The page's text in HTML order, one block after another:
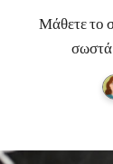
Μάθετε το
σωστά